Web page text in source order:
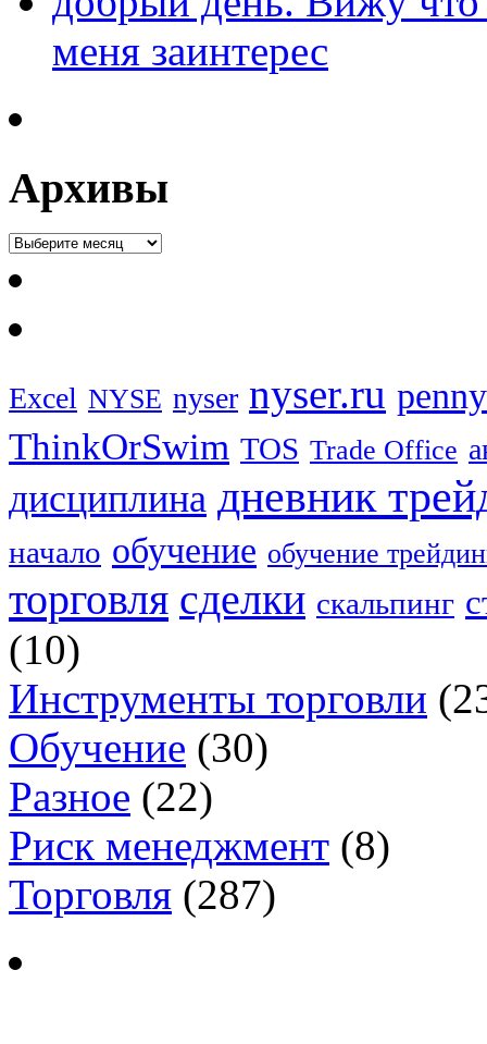
меня заинтерес
Архивы
Excel NYSE nyser nyser.ru
ThinkOrSwim TOS Trade Office
дисциплина дневник
начало обучение обучение
торговля сделки скальпинг
(10)
Инструменты торговли
Обучение (30)
Разное (22)
Риск менеджмент (8)
Торговля (287)